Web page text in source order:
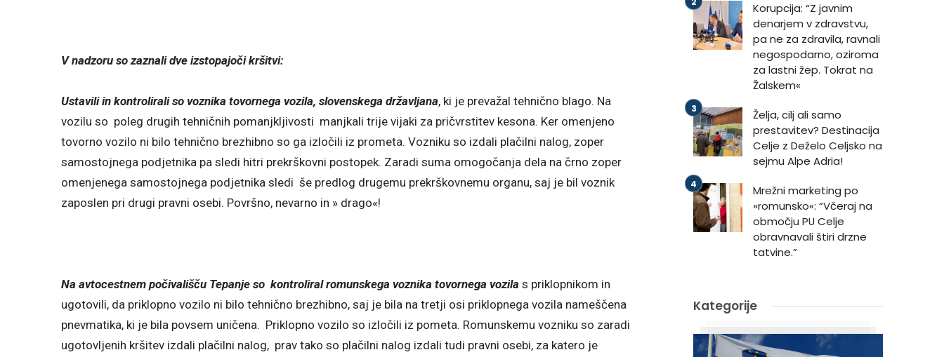
V nadzoru so zaznali dve izstopajoči kršitvi:
Ustavili in kontrolirali so voznika tovornega vozila, slovenskega državljana, ki je prevažal tehnično blago. Na
vozilu so poleg drugih tehničnih pomanjkljivosti manjkali trije vijaki za pričvrstitev kesona. Ker omenjeno
tovorno vozilo ni bilo tehnično brezhibno so ga izločili iz prometa. Vozniku so izdali plačilni nalog, zoper
samostojnega podjetnika pa sledi hitri prekrškovni postopek. Zaradi suma omogočanja dela na črno zoper
omenjenega samostojnega podjetnika sledi še predlog drugemu prekrškovnemu organu, saj je bil voznik
zaposlen pri drugi pravni osebi. Površno, nevarno in » drago«!
Na avtocestnem počivališču Tepanje so kontroliral romunskega voznika tovornega vozila s priklopnikom in
ugotovili, da priklopno vozilo ni bilo tehnično brezhibno, saj je bila na tretji osi priklopnega vozila nameščena
pnevmatika, ki je bila povsem uničena. Priklopno vozilo so izločili iz pometa. Romunskemu vozniku so zaradi
ugotovljenih kršitev izdali plačilni nalog, prav tako so plačilni nalog izdali tudi pravni osebi, za katero je
Korupcija: “Z javnim
denarjem v zdravstvu,
pa ne za zdravila, ravnali
negospodarno, oziroma
za lastni žep. Tokrat na
Žalskem«
Želja, cilj ali samo
prestavitev? Destinacija
Celje z Deželo Celjsko na
sejmu Alpe Adria!
Mrežni marketing po
»romunsko«: “Včeraj na
območju PU Celje
obravnavali štiri drzne
tatvine.”
Kategorije